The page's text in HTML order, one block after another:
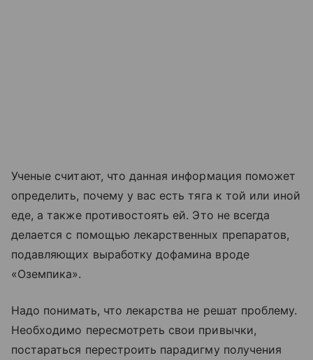
Ученые считают, что данная информация поможет
определить, почему у вас есть тяга к той или иной
еде, а также противостоять ей. Это не всегда
делается с помощью лекарственных препаратов,
подавляющих выработку дофамина вроде
«Оземпика».
Надо понимать, что лекарства не решат проблему.
Необходимо пересмотреть свои привычки,
постараться перестроить парадигму получения